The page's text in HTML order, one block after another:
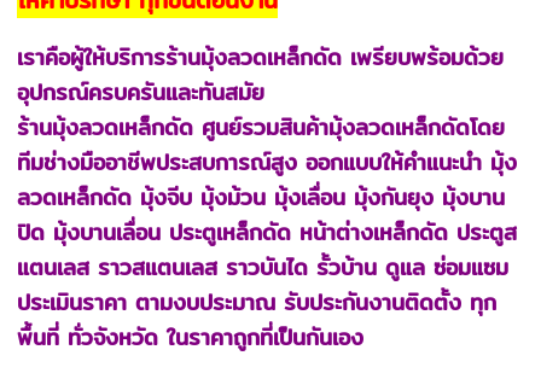
เราคือผู้ให้บริการร้านมุ้งลวดเหล็กดัด เพรียบพร้อมด้วย
อุปกรณ์ครบครันและทันสมัย
ร้านมุ้งลวดเหล็กดัด ศูนย์รวมสินค้ามุ้งลวดเหล็กดัดโดย
ทีมช่างมืออาชีพประสบการณ์สูง ออกแบบให้คำแนะนำ มุ้ง
ลวดเหล็กดัด มุ้งจีบ มุ้งม้วน มุ้งเลื่อน มุ้งกันยุง มุ้งบาน
ปิด มุ้งบานเลื่อน ประตูเหล็กดัด หน้าต่างเหล็กดัด ประตูส
แตนเลส ราวสแตนเลส ราวบันได รั้วบ้าน ดูแล ซ่อมแซม
ประเมินราคา ตามงบประมาณ รับประกันงานติดตั้ง ทุก
พื้นที่ ทั่วจังหวัด ในราคาถูกที่เป็นกันเอง